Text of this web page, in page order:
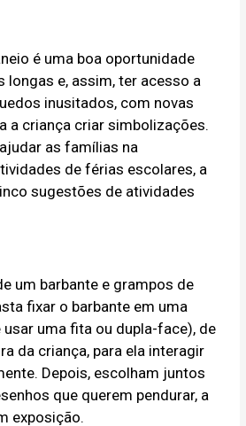
é uma boa oportunidade
longas e, assim, ter acesso a
inusitados, com novas
a criança criar simbolizações.
as famílias na
de férias escolares, a
sugestões de atividades
um barbante e grampos de
fixar o barbante em uma
usar uma fita ou dupla-face), de
da criança, para ela interagir
Depois, escolham juntos
que querem pendurar, a
exposição.